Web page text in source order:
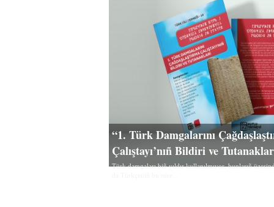
“1. Türk Damgalarını
Çalıştayı’nıñ Bildiri ve
Türk damgaları biñ yıldır kullanılmıyor, bunlarıñ